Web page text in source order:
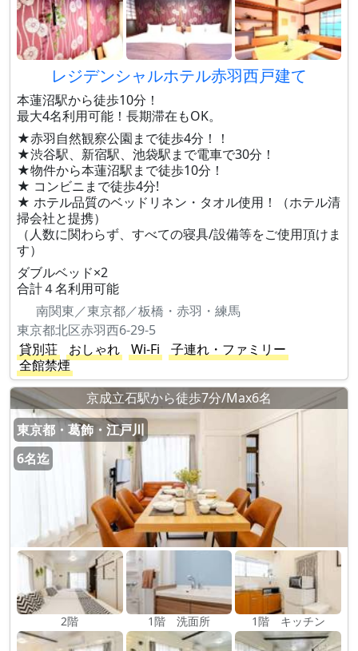
レジデンシャルホテル赤羽西戸建て
本蓮沼駅から徒歩10分！
最大4名利用可能！長期滞在もOK。
★赤羽自然観察公園まで徒歩4分！！
★渋谷駅、新宿駅、池袋駅まで電車で30分！
★物件から本蓮沼駅まで徒歩10分！
★ コンビニまで徒歩4分!
★ ホテル品質のベッドリネン・タオル使用！（ホテル清
掃会社と提携）
（人数に関わらず、すべての寝具/設備等をご使用頂けま
す）
ダブルベッド×2
合計４名利用可能
南関東／東京都／板橋・赤羽・練馬
東京都北区赤羽西6-29-5
貸別荘
おしゃれ Wi-Fi
子連れ・ファミリー
全館禁煙
京成立石駅から徒歩7分/Max6名
東京都・葛飾・江戸川
6名迄
2階 1階 洗面所 1階 キッチン